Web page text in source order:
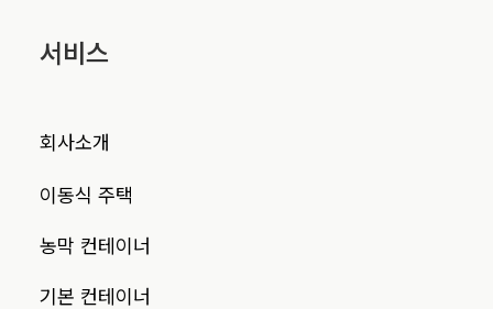
서비스
회사소개
이동식 주택
농막 컨테이너
기본 컨테이너